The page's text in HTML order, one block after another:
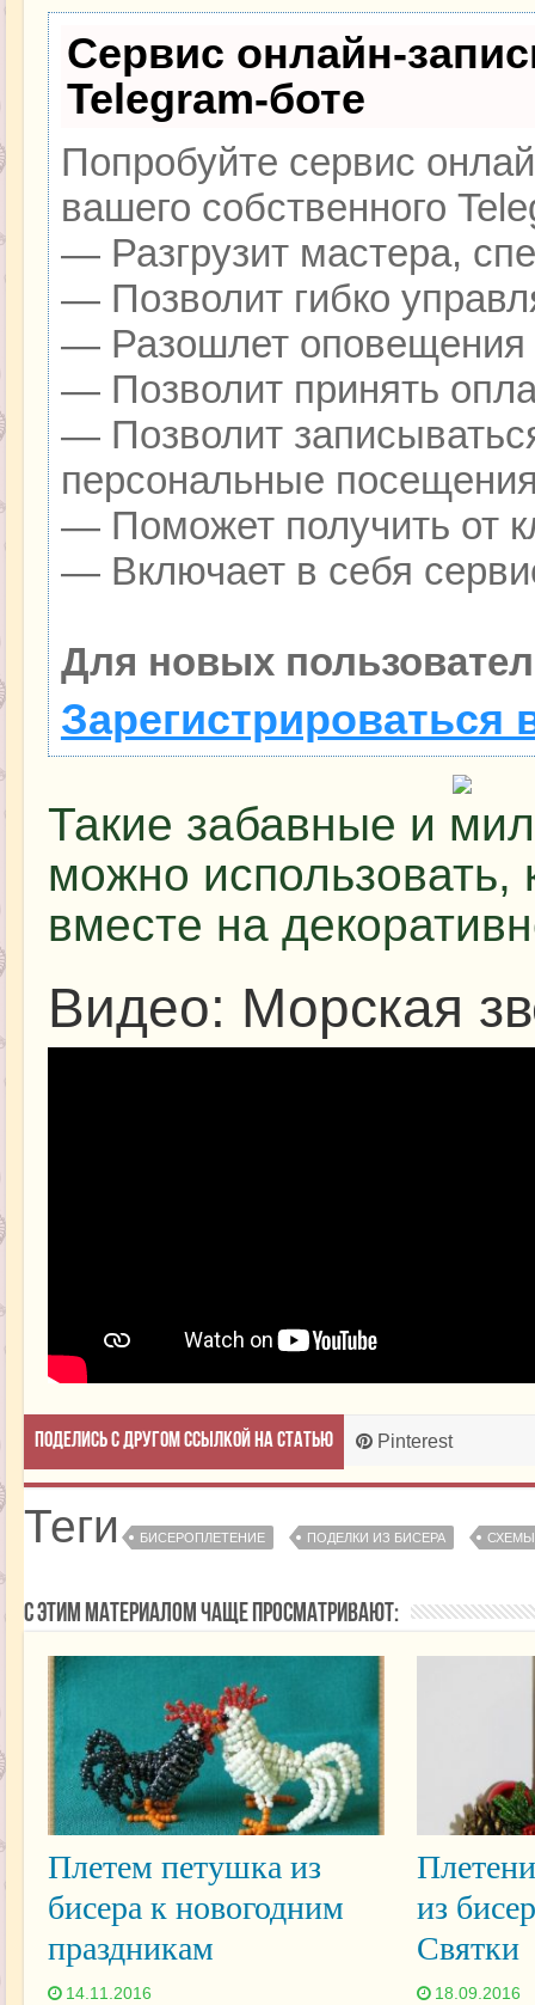
Сервис онлайн-
Telegram-боте
Попробуйте сервис
вашего собственного
— Разгрузит мастера,
— Позволит гибко
— Разошлет оповещения
— Позволит принять
— Позволит
персональные
— Поможет получить от
— Включает в себя
Для новых
Зарегистрироваться
Такие забавные и
можно использовать,
вместе на
Видео: Морская
Поделись с другом ссылкой на статью Pinterest
Теги БИСЕРОПЛЕТЕНИЕ ПОДЕЛКИ ИЗ БИСЕРА
С этим материалом чаще просматривают:
Плетем петушка из
бисера к новогодним
праздникам
14.11.2016
из
Святки
18.09.2016